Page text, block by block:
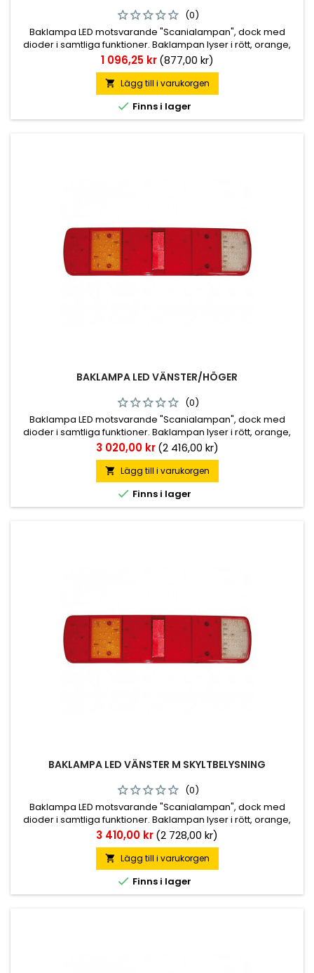
(0)
Baklampa LED motsvarande "Scanialampan", dock med
dioder i samtliga funktioner. Baklampan lyser i rött, orange,
vitt och klart sken i olika kombinationer. Finns med eller utan
skyltbelysning. Hus i ABS-plast och lins i akryl. Kabelingång i
mitten av baksidan. Totalt 197st dioder.
Pris
1 096,25 kr (877,00 kr)
 Lägg till i varukorgen
 Finns i lager
BAKLAMPA LED VÄNSTER/HÖGER
(0)
Baklampa LED motsvarande "Scanialampan", dock med
dioder i samtliga funktioner. Baklampan lyser i rött, orange,
vitt och klart sken i olika kombinationer. Finns med eller utan
skyltbelysning. Hus i ABS-plast och lins i akryl. Kabelingång i
mitten av baksidan. Totalt 197st dioder.
Pris
3 020,00 kr (2 416,00 kr)
 Lägg till i varukorgen
 Finns i lager
BAKLAMPA LED VÄNSTER M SKYLTBELYSNING
(0)
Baklampa LED motsvarande "Scanialampan", dock med
dioder i samtliga funktioner. Baklampan lyser i rött, orange,
vitt och klart sken i olika kombinationer. Finns med eller utan
skyltbelysning. Hus i ABS-plast och lins i akryl. Kabelingång i
mitten av baksidan. Totalt 197st dioder.
Pris
3 410,00 kr(2 728,00 kr)
 Lägg till i varukorgen
 Finns i lager